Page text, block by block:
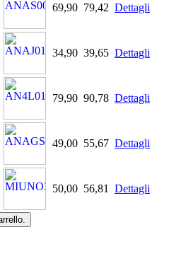
69,90 79,42 Dettagli
34,90 39,65 Dettagli
79,90 90,78 Dettagli
49,00 55,67 Dettagli
50,00 56,81 Dettagli